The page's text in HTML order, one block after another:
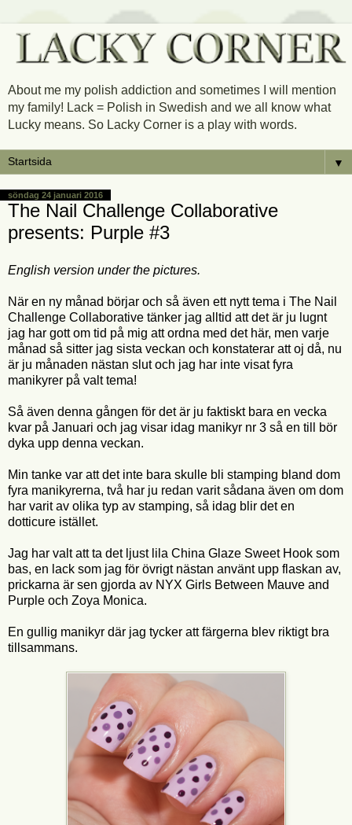
About me my polish addiction and sometimes I will mention
my family! Lack = Polish in Swedish and we all know what
Lucky means. So Lacky Corner is a play with words.
▼
söndag 24 januari 2016
The Nail Challenge Collaborative
presents: Purple #3
English version under the pictures.
När en ny månad börjar och så även ett nytt tema i The Nail
Challenge Collaborative tänker jag alltid att det är ju lugnt
jag har gott om tid på mig att ordna med det här, men varje
månad så sitter jag sista veckan och konstaterar att oj då, nu
är ju månaden nästan slut och jag har inte visat fyra
manikyrer på valt tema!
Så även denna gången för det är ju faktiskt bara en vecka
kvar på Januari och jag visar idag manikyr nr 3 så en till bör
dyka upp denna veckan.
Min tanke var att det inte bara skulle bli stamping bland dom
fyra manikyrerna, två har ju redan varit sådana även om dom
har varit av olika typ av stamping, så idag blir det en
dotticure istället.
Jag har valt att ta det ljust lila China Glaze Sweet Hook som
bas, en lack som jag för övrigt nästan använt upp flaskan av,
prickarna är sen gjorda av NYX Girls Between Mauve and
Purple och Zoya Monica.
En gullig manikyr där jag tycker att färgerna blev riktigt bra
tillsammans.